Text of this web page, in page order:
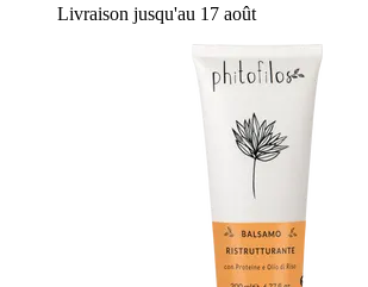
Livraison jusqu'au 17 août